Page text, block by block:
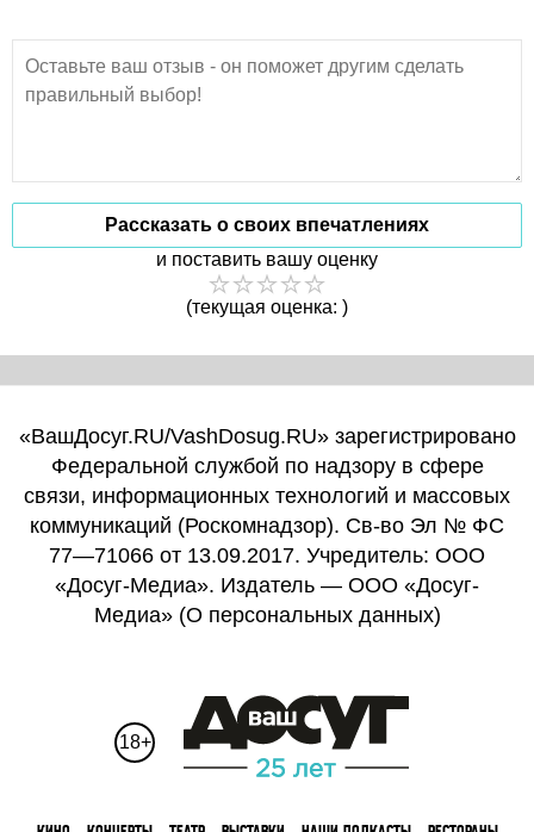
Рассказать о своих впечатлениях
и поставить вашу оценку
(текущая оценка: )
«ВашДосуг.RU/VashDosug.RU» зарегистрировано
Федеральной службой по надзору в сфере
связи, информационных технологий и массовых
коммуникаций (Роскомнадзор). Св-во Эл № ФС
77—71066 от 13.09.2017. Учредитель: ООО
«Досуг-Медиа». Издатель — ООО «Досуг-
Медиа» (О персональных данных)
18+